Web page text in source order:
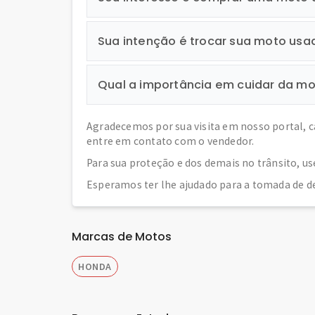
Sua intenção é trocar sua moto
Qual a importância em cuidar da
Agradecemos por sua visita em nosso
entre em contato com o vendedor.
Para sua proteção e dos demais no trânsito,
Esperamos ter lhe ajudado para a tomada de
Marcas de Motos
HONDA